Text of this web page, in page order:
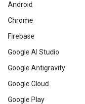
Android
Chrome
Firebase
Google AI Studio
Google Antigravity
Google Cloud
Google Play